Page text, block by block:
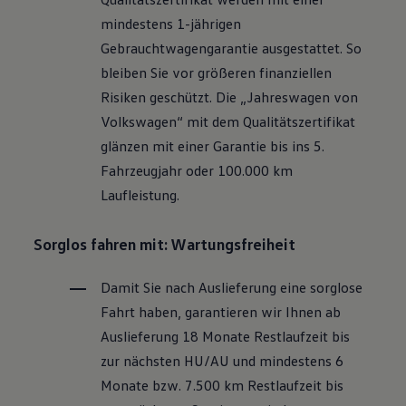
Räder und Reifen
Pannen- und Unfallhilfe
Volkswagen Teile
Zubehör
Schutz und Pflege
Transport
Individualisieren
Wallbox und Ladekabel
Volkswagen Apps, Login und Shop
Handy und Fahrzeug verbinden
Über Ihr Auto
Vorgängermodelle
Kundeninformationen
Volkswagen Kundenbetreuung
Warn- und Kontrollleuchten
Digitale Betriebsanleitung
mindestens 1-jährigen
Gebrauchtwagengarantie ausgestattet. So
bleiben Sie vor größeren finanziellen
Risiken geschützt. Die „Jahreswagen von
Volkswagen“ mit dem Qualitätszertifikat
glänzen mit einer Garantie bis ins 5.
Fahrzeugjahr oder 100.000 km
Laufleistung.
Sorglos fahren mit: Wartungsfreiheit
Damit Sie nach Auslieferung eine sorglose
Fahrt haben, garantieren wir Ihnen ab
Auslieferung 18 Monate Restlaufzeit bis
zur nächsten HU/AU und mindestens 6
Monate bzw. 7.500 km Restlaufzeit bis